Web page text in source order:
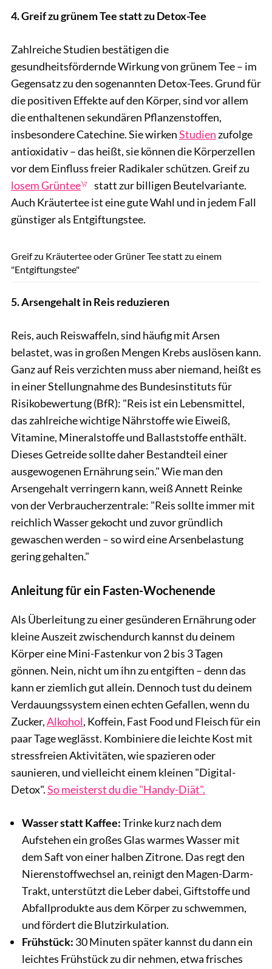
4. Greif zu grünem Tee statt zu Detox-Tee
Zahlreiche Studien bestätigen die
gesundheitsfördernde Wirkung von grünem Tee – im
Gegensatz zu den sogenannten Detox-Tees. Grund für
die positiven Effekte auf den Körper, sind vor allem
die enthaltenen sekundären Pflanzenstoffen,
insbesondere Catechine. Sie wirkenStudienzufolge
antioxidativ – das heißt, sie können die Körperzellen
vor dem Einfluss freier Radikaler schützen. Greif zu
losem Grüntee
statt zur billigen Beutelvariante.
Auch Kräutertee ist eine gute Wahl und in jedem Fall
günstiger als Entgiftungstee.
Greif zu Kräutertee oder Grüner Tee statt zu einem
"Entgiftungstee"
5. Arsengehalt in Reis reduzieren
Reis, auch Reiswaffeln, sind häufig mit Arsen
belastet, was in großen Mengen Krebs auslösen kann.
Ganz auf Reis verzichten muss aber niemand, heißt es
in einer Stellungnahme des Bundesinstituts für
Risikobewertung (BfR): "Reis ist ein Lebensmittel,
das zahlreiche wichtige Nährstoffe wie Eiweiß,
Vitamine, Mineralstoffe und Ballaststoffe enthält.
Dieses Getreide sollte daher Bestandteil einer
ausgewogenen Ernährung sein." Wie man den
Arsengehalt verringern kann, weiß Annett Reinke
von der Verbraucherzentrale: "Reis sollte immer mit
reichlich Wasser gekocht und zuvor gründlich
gewaschen werden – so wird eine Arsenbelastung
gering gehalten."
Anleitung für ein Fasten-Wochenende
Als Überleitung zu einer gesünderen Ernährung oder
kleine Auszeit zwischendurch kannst du deinem
Körper eine Mini-Fastenkur von 2 bis 3 Tagen
gönnen. Nein, nicht um ihn zu entgiften – denn das
kann er ziemlich gut allein. Dennoch tust du deinem
Verdauungssystem einen echten Gefallen, wenn du
Zucker,Alkohol, Koffein, Fast Food und Fleisch für ein
paar Tage weglässt. Kombiniere die leichte Kost mit
stressfreien Aktivitäten, wie spazieren oder
saunieren, und vielleicht einem kleinen "Digital-
Detox".So meisterst du die "Handy-Diät".
Wasser statt Kaffee:Trinke kurz nach dem
Aufstehen ein großes Glas warmes Wasser mit
dem Saft von einer halben Zitrone. Das regt den
Nierenstoffwechsel an, reinigt den Magen-Darm-
Trakt, unterstützt die Leber dabei, Giftstoffe und
Abfallprodukte aus dem Körper zu schwemmen,
und fördert die Blutzirkulation.
Frühstück: 30 Minuten später kannst du dann ein
leichtes Frühstück zu dir nehmen, etwa frisches